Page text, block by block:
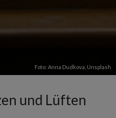
Foto: Anna Dudkova Unsplash
und Lüften